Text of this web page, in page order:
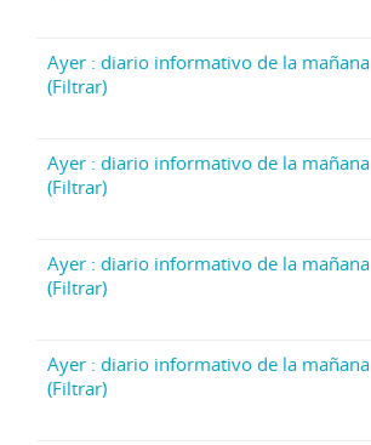
Ayer : diario informativo de la mañana
(Filtrar)
Ayer : diario informativo de la mañana
(Filtrar)
Ayer : diario informativo de la mañana
(Filtrar)
Ayer : diario informativo de la mañana
(Filtrar)